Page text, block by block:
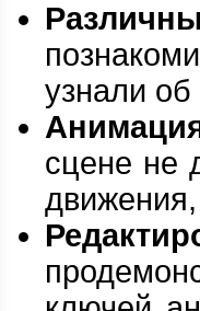
узнали
сцене не